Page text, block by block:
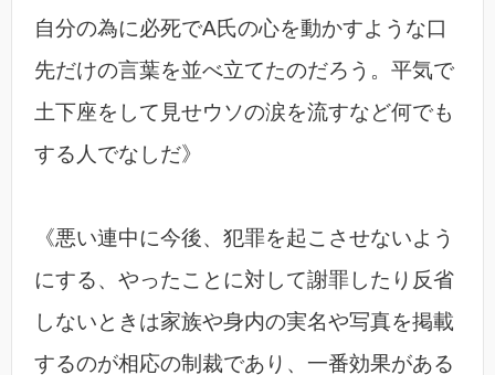
自分の為に必死でA氏の心を動かすような口
先だけの言葉を並べ立てたのだろう。平気で
土下座をして見せウソの涙を流すなど何でも
する人でなしだ》
《悪い連中に今後、犯罪を起こさせないよう
にする、やったことに対して謝罪したり反省
しないときは家族や身内の実名や写真を掲載
するのが相応の制裁であり、一番効果がある